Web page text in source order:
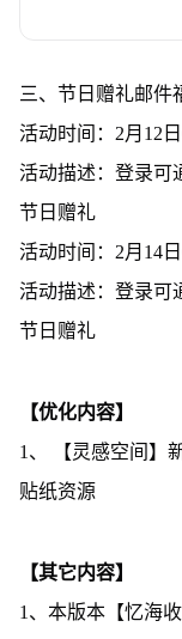
三、节日赠礼邮件
活动时间：2月12
活动描述：登录可
节日赠礼
活动时间：2月14
活动描述：登录可
节日赠礼
【优化内容】
1、 【灵感空间】
贴纸资源
【其它内容】
1、本版本【忆海